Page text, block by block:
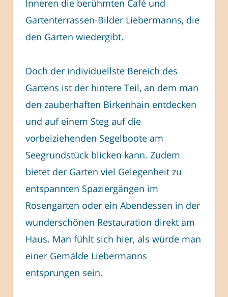
Inneren die berühmten Café und
Gartenterrassen-Bilder Liebermanns, die
den Garten wiedergibt.
Doch der individuellste Bereich des
Gartens ist der hintere Teil, an dem man
den zauberhaften Birkenhain entdecken
und auf einem Steg auf die
vorbeiziehenden Segelboote am
Seegrundstück blicken kann. Zudem
bietet der Garten viel Gelegenheit zu
entspannten Spaziergängen im
Rosengarten oder ein Abendessen in der
wunderschönen Restauration direkt am
Haus. Man fühlt sich hier, als würde man
einer Gemälde Liebermanns
entsprungen sein.